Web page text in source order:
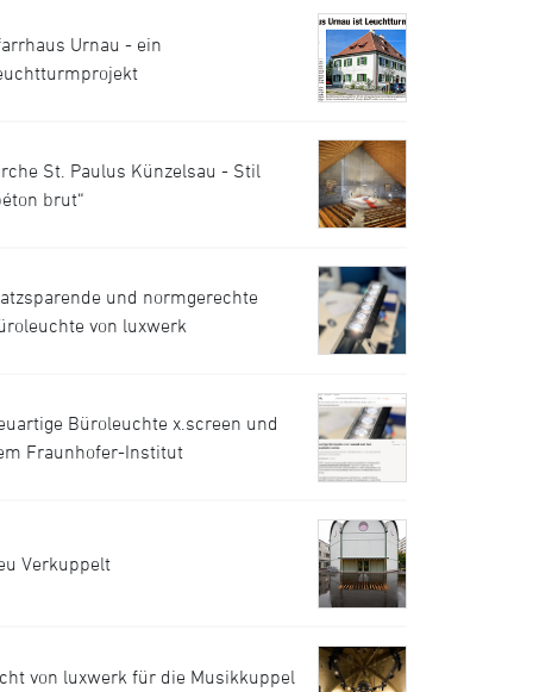
Urnau - ein
St. Paulus Künzelsau - Stil
brut“
und normgerechte
von luxwerk
Büroleuchte x.screen und
Fraunhofer-Institut
Verkuppelt
von luxwerk für die Musikkuppel